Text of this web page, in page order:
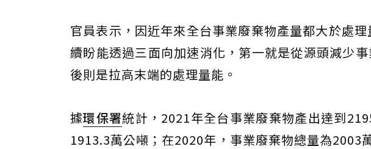
官員表示，因近年來全台事業廢棄物產量都大於處
續盼能透過三面向加速消化，第一就是從源頭減少
後則是拉高末端的處理量能。
據環保署統計，2021年全台事業廢棄物產出達到
1913.3萬公噸；在2020年，事業廢棄物總量為2003